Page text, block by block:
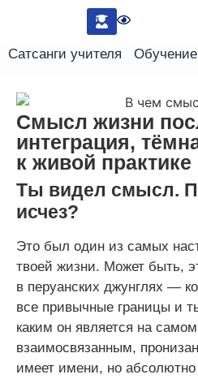
Сатсанги учителя Обучение
Смысл жизни
интеграция,
к живой практике
Ты видел смысл.
исчез?
Это был один из самых
твоей жизни. Может быть,
в перуанских джунглях —
все привычные границы и
каким он является на
взаимосвязанным,
имеет имени, но